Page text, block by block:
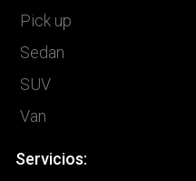
Pick up
Sedan
SUV
Van
Servicios: